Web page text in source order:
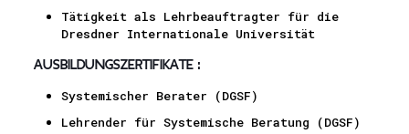
Tätigkeit als Lehrbeauftragter für die
Dresdner Internationale Universität
Ausbildungszertifikate :
Systemischer Berater (DGSF)
Lehrender für Systemische Beratung (DGSF)